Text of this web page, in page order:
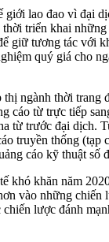
giới lao đao vì đại
triển khai những
giữ tương tác với
quý giá cho
thị ngành thời trang
cáo từ trực tiếp
từ trước đại dịch.
truyền thống (tạp
cáo kỹ thuật số
khó khăn năm
vào những chiến
lược đánh